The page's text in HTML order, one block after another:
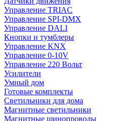
Управление TRIAC
Управление SPI-DMX
Управление DALI
Кнопки и тумблеры
Управление KNX
Управление 0-10V
Управление 220 Вольт
Усилители
Умный дом
Готовые комплекты
Светильники для дома
Магнитные светильники
Магнитные шинопроводы